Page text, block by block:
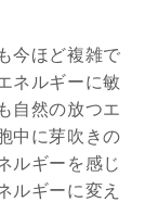
今ほど複雑で
ネルギーに敏
自然の放つエ
中に芽吹きの
ルギーを感じ
ルギーに変え